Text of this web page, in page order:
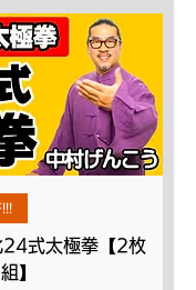
24式太極拳【2枚
組】